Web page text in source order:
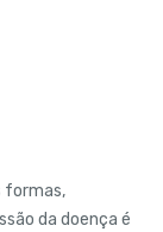
formas,
da doença é